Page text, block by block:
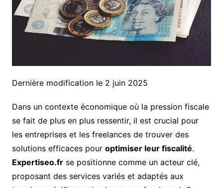
Dernière modification le 2 juin 2025
Dans un contexte économique où la pression fiscale
se fait de plus en plus ressentir, il est crucial pour
les entreprises et les freelances de trouver des
solutions efficaces pour optimiser leur fiscalité.
Expertiseo.frse positionne comme un acteur clé,
proposant des services variés et adaptés aux